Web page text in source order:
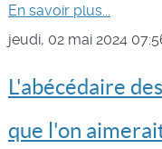
En savoir plus...
jeudi, 02 mai 2024
L'abécédaire
que l'on